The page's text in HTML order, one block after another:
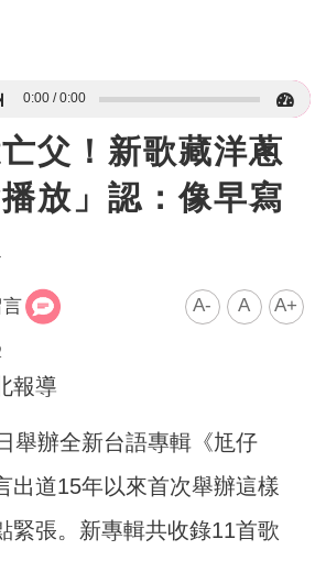
0:00 0:00
父！新歌藏洋蔥
播放」認：像早寫
言 A- A A+
報導
舉辦全新台語專輯《尪仔
出道15年以來首次舉辦這樣
緊張。新專輯共收錄11首歌